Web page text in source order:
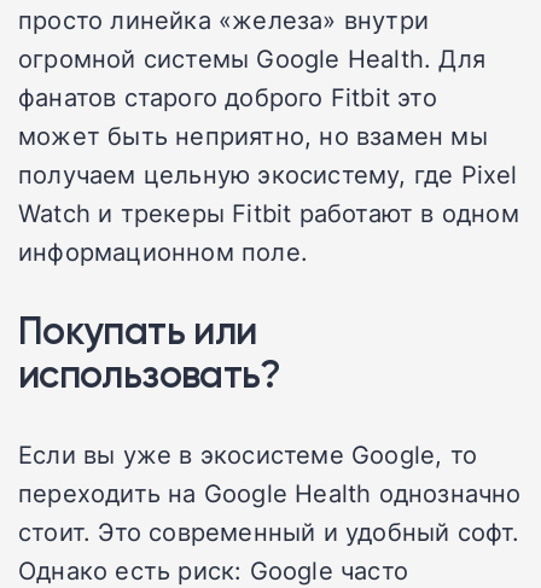
просто линейка «железа» внутри
огромной системы Google Health. Для
фанатов старого доброго Fitbit это
может быть неприятно, но взамен мы
получаем цельную экосистему, где Pixel
Watch и трекеры Fitbit работают в одном
информационном поле.
Покупать или
использовать?
Если вы уже в экосистеме Google, то
переходить на Google Health однозначно
стоит. Это современный и удобный софт.
Однако есть риск: Google часто